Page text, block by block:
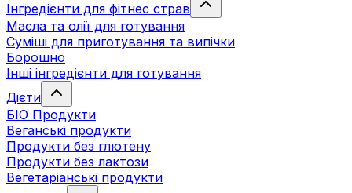
Інгредієнти для фітнес страв
Масла та олії для готування
Суміші для приготування та випічки
Борошно
Інші інгредієнти для готування
Дієти
БІО Продукти
Веганські продукти
Продукти без глютену
Продукти без лактози
Вегетаріанські продукти